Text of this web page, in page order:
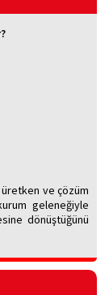
üretken ve çözüm
geleneğiyle
dönüştüğünü